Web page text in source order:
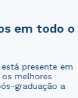
em todo o
presente em
melhores
graduação a